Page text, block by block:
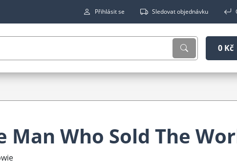
Přihlásit se Sledovat objednávku
0 Kč
Man Who Sold The